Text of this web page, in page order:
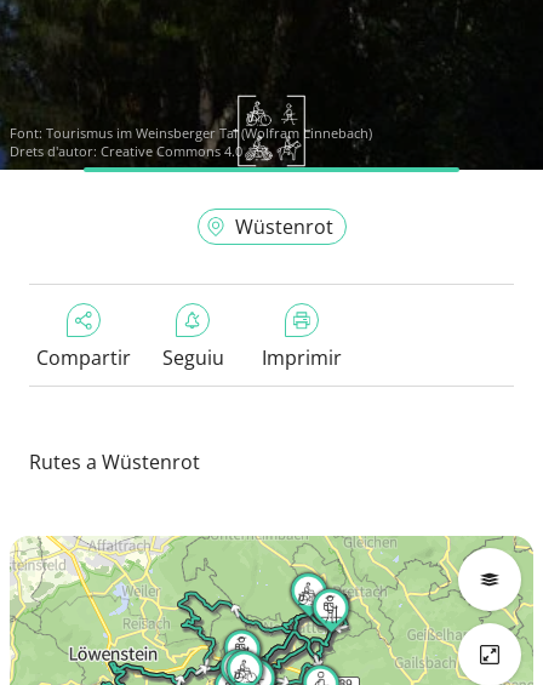
Font: Tourismus im Weinsberger Tal (Wolfram Linnebach)
Drets d'autor: Creative Commons 4.0
Wüstenrot
Compartir Seguiu Imprimir
Rutes a Wüstenrot